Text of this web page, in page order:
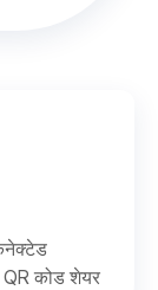
कोड शेयर